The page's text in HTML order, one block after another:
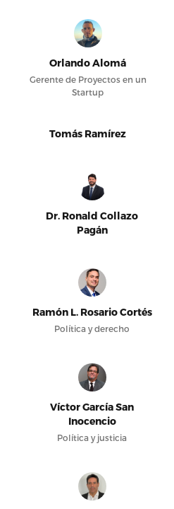
Orlando Alomá
Gerente de Proyectos en un
Startup
Tomás Ramírez
Dr. Ronald Collazo
Pagán
Ramón L. Rosario Cortés
Política y derecho
Víctor García San
Inocencio
Política y justicia